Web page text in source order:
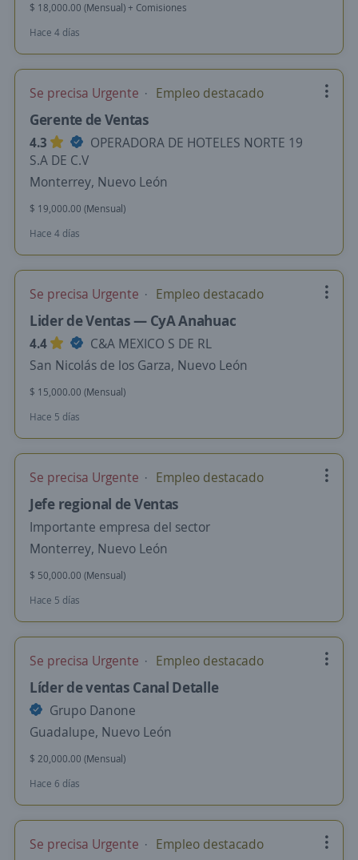
$ 18,000.00 (Mensual) + Comisiones
Hace 4 días
Se precisa Urgente Empleo destacado
Gerente de Ventas
4.3
OPERADORA DE HOTELES NORTE 19
S.A DE C.V
Monterrey, Nuevo León
$ 19,000.00 (Mensual)
Hace 4 días
Se precisa Urgente Empleo destacado
Lider de Ventas — CyA Anahuac
4.4
C&A MEXICO S DE RL
San Nicolás de los Garza, Nuevo León
$ 15,000.00 (Mensual)
Hace 5 días
Se precisa Urgente Empleo destacado
Jefe regional de Ventas
Importante empresa del sector
Monterrey, Nuevo León
$ 50,000.00 (Mensual)
Hace 5 días
Se precisa Urgente Empleo destacado
Líder de ventas Canal Detalle
Grupo Danone
Guadalupe, Nuevo León
$ 20,000.00 (Mensual)
Hace 6 días
Se precisa Urgente Empleo destacado